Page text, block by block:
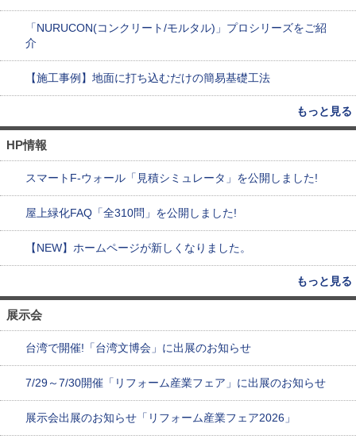
「NURUCON(コンクリート/モルタル)」プロシリーズをご紹
介
【施工事例】地面に打ち込むだけの簡易基礎工法
もっと見る
HP情報
スマートF-ウォール「見積シミュレータ」を公開しました!
屋上緑化FAQ「全310問」を公開しました!
【NEW】ホームページが新しくなりました。
もっと見る
展示会
台湾で開催!「台湾文博会」に出展のお知らせ
7/29～7/30開催「リフォーム産業フェア」に出展のお知らせ
展示会出展のお知らせ「リフォーム産業フェア2026」